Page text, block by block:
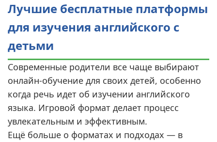
Лучшие бесплатные платформы
для изучения английского с
детьми
Современные родители все чаще выбирают
онлайн-обучение для своих детей, особенно
когда речь идет об изучении английского
языка. Игровой формат делает процесс
увлекательным и эффективным.
Ещё больше о форматах и подходах — в